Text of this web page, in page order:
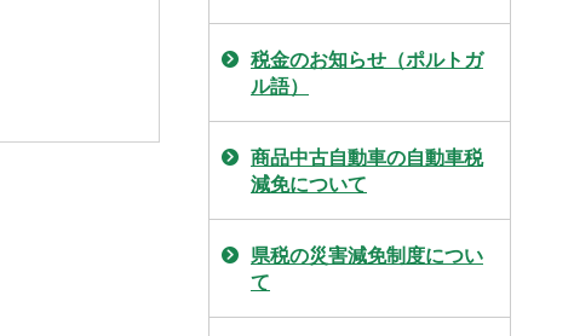
税金のお知らせ（ポルトガ
ル語）
商品中古自動車の自動車税
減免について
県税の災害減免制度につい
て